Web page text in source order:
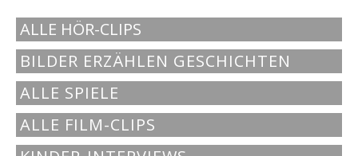
ALLE HÖR-CLIPS
BILDER ERZÄHLEN GESCHICHTEN
ALLE SPIELE
ALLE FILM-CLIPS